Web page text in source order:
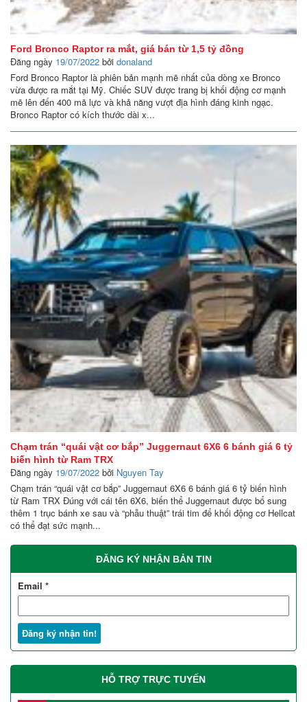
Ford Bronco Raptor ra mắt, giá bán từ 1,5 tỷ đồng
Đăng ngày 19/07/2022 bởi donaland
Ford Bronco Raptor là phiên bản mạnh mẽ nhất của dòng xe Bronco
vừa được ra mắt tại Mỹ. Chiếc SUV được trang bị khối động cơ mạnh
mẽ lên đến 400 mã lực và khả năng vượt địa hình đáng kinh ngạc.
Bronco Raptor có kích thước dài x...
Chạm trán “quái vật cơ bắp” Juggernaut 6X6 6 bánh giá 6 tỷ
biến hình từ Ram TRX
Đăng ngày 19/07/2022 bởi Nguyen Tay
Chạm trán “quái vật cơ bắp” Juggernaut 6X6 6 bánh giá 6 tỷ biến hình
từ Ram TRX Đúng với cái tên 6X6, biến thể Juggernaut được bổ sung
thêm 1 trục bánh xe sau và “phẫu thuật” trái tim để khối động cơ Hellcat
có thể đạt sức mạnh...
ĐĂNG KÝ NHẬN BẢN TIN
Email *
HỖ TRỢ TRỰC TUYẾN